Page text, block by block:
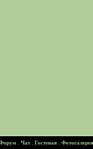
Чат Гостевая Фотогалерея